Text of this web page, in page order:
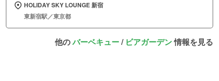
HOLIDAY SKY LOUNGE 新宿
東新宿駅／東京都
他のバーベキュー/ ビアガーデン情報を見る